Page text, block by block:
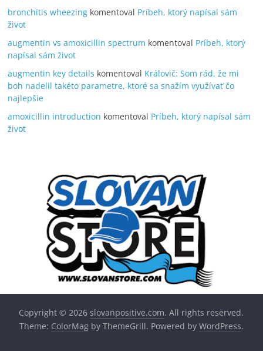
bronchitis wheezing komentoval Príbeh, ktorý napísal sám
život
augmentin vs amoxicillin spectrum komentoval Príbeh, ktorý
napísal sám život
augmentin key details komentoval Královič: Som rád, že mi
boh nadelil takéto parametre, ktoré sa snažím využívať čo
najlepšie
amoxicillin introduction komentoval Príbeh, ktorý napísal sám
život
Copyright © 2026slovanpositive.com. All rights reserved.
Theme: ColorMagby ThemeGrill. Powered by WordPress.